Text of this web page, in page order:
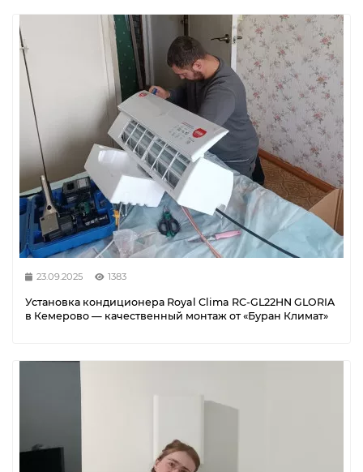
23.09.2025 1383
Установка кондиционера Royal Clima RC-GL22HN GLORIA
в Кемерово — качественный монтаж от «Буран Климат»